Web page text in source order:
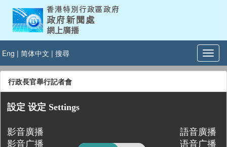
Eng | 简体中文 | 搜尋
行政長官舉行記者會